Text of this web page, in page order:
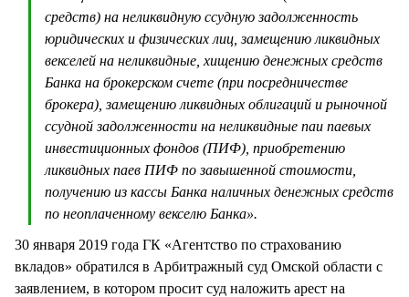
средств) на неликвидную ссудную задолженность
юридических и физических лиц, замещению ликвидных
векселей на неликвидные, хищению денежных средств
Банка на брокерском счете (при посредничестве
брокера), замещению ликвидных облигаций и рыночной
ссудной задолженности на неликвидные паи паевых
инвестиционных фондов (ПИФ), приобретению
ликвидных паев ПИФ по завышенной стоимости,
получению из кассы Банка наличных денежных средств
по неоплаченному векселю Банка».
30 января 2019 года ГК «Агентство по страхованию
вкладов» обратился в Арбитражный суд Омской области с
заявлением, в котором просит суд наложить арест на